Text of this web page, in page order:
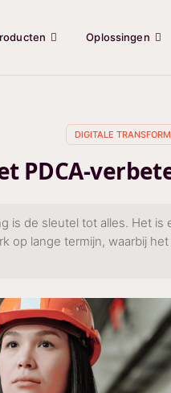
Oplossingen
DIGITALE
PDCA-
is de sleutel tot alles. Het
op lange termijn, waarbij